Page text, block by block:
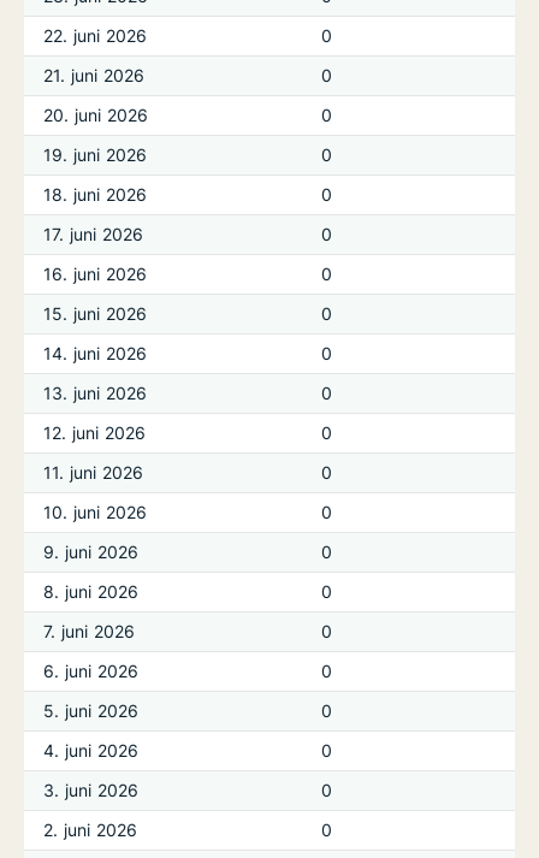
22. juni 2026
0
21. juni 2026
0
20. juni 2026
0
19. juni 2026
0
18. juni 2026
0
17. juni 2026
0
16. juni 2026
0
15. juni 2026
0
14. juni 2026
0
13. juni 2026
0
12. juni 2026
0
11. juni 2026
0
10. juni 2026
0
9. juni 2026
0
8. juni 2026
0
7. juni 2026
0
6. juni 2026
0
5. juni 2026
0
4. juni 2026
0
3. juni 2026
0
2. juni 2026
0